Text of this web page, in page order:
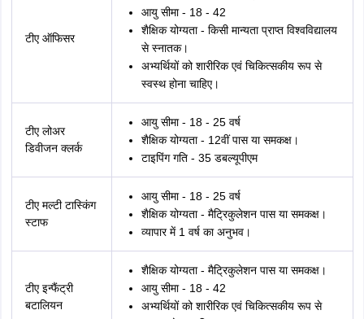
टीए ऑफिसर
आयु सीमा - 18 - 42
शैक्षिक योग्यता - किसी मान्यता प्राप्त विश्वविद्यालय
से स्नातक।
अभ्यर्थियों को शारीरिक एवं चिकित्सकीय रूप से
स्वस्थ होना चाहिए।
टीए लोअर
डिवीजन क्लर्क
आयु सीमा - 18 - 25 वर्ष
शैक्षिक योग्यता - 12वीं पास या समकक्ष।
टाइपिंग गति - 35 डबल्यूपीएम
टीए मल्टी टास्किंग
स्टाफ
आयु सीमा - 18 - 25 वर्ष
शैक्षिक योग्यता - मैट्रिकुलेशन पास या समकक्ष।
व्यापार में 1 वर्ष का अनुभव।
टीए इन्फैंट्री
बटालियन
शैक्षिक योग्यता - मैट्रिकुलेशन पास या समकक्ष।
आयु सीमा - 18 - 42
अभ्यर्थियों को शारीरिक एवं चिकित्सकीय रूप से